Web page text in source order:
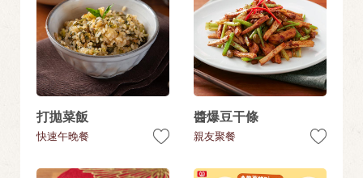
打拋菜飯
快速午晚餐
醬爆豆干條
親友聚餐